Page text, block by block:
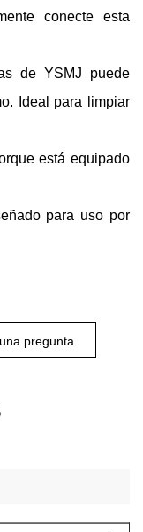
conecte esta
de YSMJ puede
Ideal para limpiar
está equipado
para uso por
pregunta